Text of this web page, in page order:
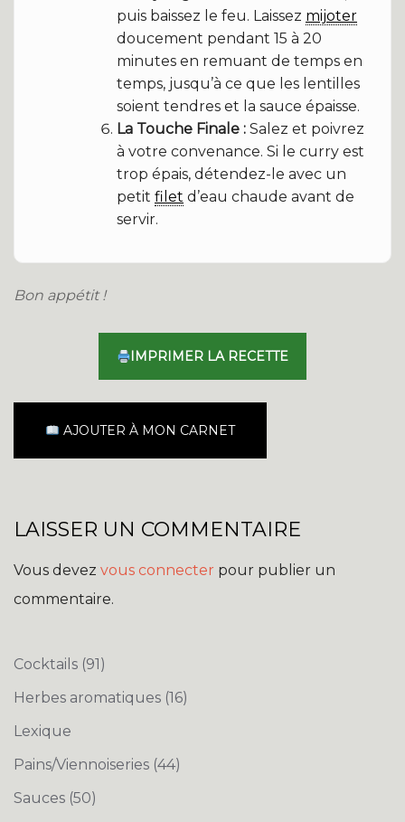
puis baissez le feu. Laissez mijoter
doucement pendant 15 à 20
minutes en remuant de temps en
temps, jusqu’à ce que les lentilles
soient tendres et la sauce épaisse.
La Touche Finale : Salez et poivrez
à votre convenance. Si le curry est
trop épais, détendez-le avec un
petit filet d’eau chaude avant de
servir.
Bon appétit !
IMPRIMER LA RECETTE
AJOUTER À MON CARNET
LAISSER UN COMMENTAIRE
Vous devez vous connecter pour publier un
commentaire.
Cocktails (91)
Herbes aromatiques (16)
Lexique
Pains/Viennoiseries (44)
Sauces (50)